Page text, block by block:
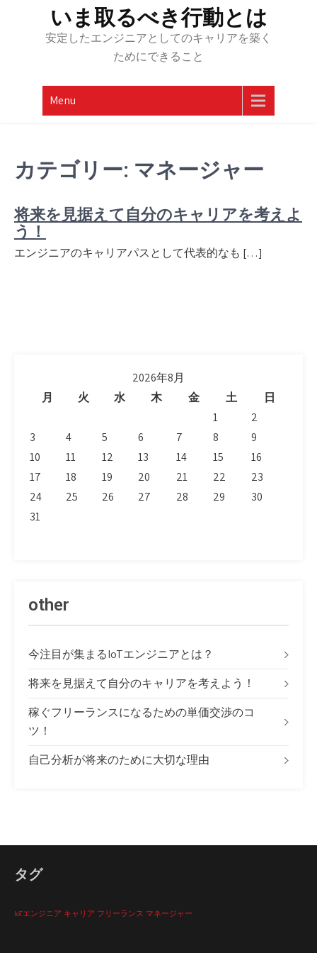
いま取るべき行動とは
安定したエンジニアとしてのキャリアを築く
ためにできること
Menu
カテゴリー: マネージャー
将来を見据えて自分のキャリアを考えよ
う！
エンジニアのキャリアパスとして代表的なも […]
2026年8月
月
火 水 木 金 土
日
1
2
3
4 5 6 7 8
9
10
11 12 13 14 15
16
17
18 19 20 21 22
23
24
25 26 27 28 29
30
31
other
今注目が集まるIoTエンジニアとは？
将来を見据えて自分のキャリアを考えよう！
稼ぐフリーランスになるための単価交渉のコ
ツ！
自己分析が将来のために大切な理由
タグ
IoTエンジニア キャリア フリーランス マネージャー